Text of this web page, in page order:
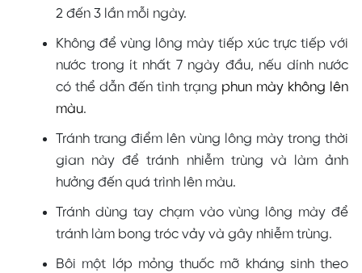
2 đến 3 lần mỗi ngày.
Không để vùng lông mày tiếp xúc trực tiếp với
nước trong ít nhất 7 ngày đầu, nếu dính nước
có thể dẫn đến tình trạng phun mày không lên
màu.
Tránh trang điểm lên vùng lông mày trong thời
gian này để tránh nhiễm trùng và làm ảnh
hưởng đến quá trình lên màu.
Tránh dùng tay chạm vào vùng lông mày để
tránh làm bong tróc vảy và gây nhiễm trùng.
Bôi một lớp mỏng thuốc mỡ kháng sinh theo